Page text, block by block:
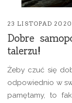
23 LISTOPAD 2020
Dobre
talerzu!
Żeby czuć się
odpowiednio w
pamętamy, to